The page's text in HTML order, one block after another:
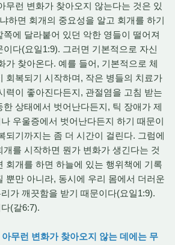
무런 변화가 찾아오지 않는다는 것은 있
하면 회개의 중요성을 알고 회개를 하기
에 달라붙어 있던 악한 영들이 떨어져
다(요일1:9). 그러면 기본적으로 자신
가 찾아온다. 예를 들어, 기본적으로 체
회복되기 시작하며, 작은 병들의 치료가
력이 좋아진다든지, 관절염을 고침 받는
상태에서 벗어난다든지, 틱 장애가 제
우울증에서 벗어난다든지 하기 때문이
되기까지는 좀 더 시간이 걸린다. 그럼에
개를 시작하면 뭔가 변화가 생긴다는 것
회개를 하면 하늘에 있는 행위책에 기록
뿐만 아니라, 동시에 우리 몸에서 더러운
가 깨끗함을 받기 때문이다(요일1:9).
(갈6:7).
무런 변화가 찾아오지 않는 데에는 무